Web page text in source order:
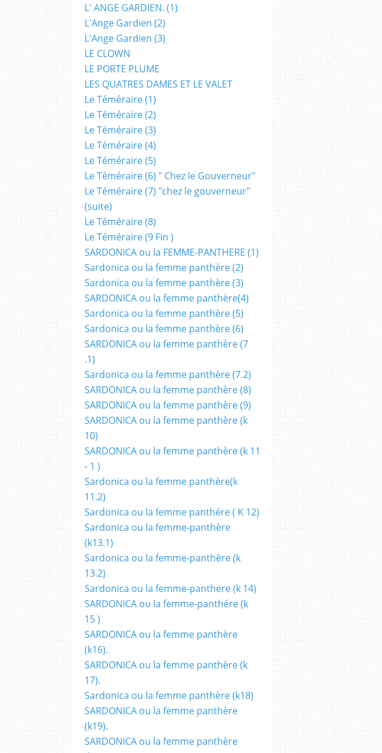
L' ANGE GARDIEN. (1)
L'Ange Gardien (2)
L'Ange Gardien (3)
LE CLOWN
LE PORTE PLUME
LES QUATRES DAMES ET LE VALET
Le Téméraire (1)
Le Téméraire (2)
Le Téméraire (3)
Le Téméraire (4)
Le Téméraire (5)
Le Téméraire (6) " Chez le Gouverneur"
Le Téméraire (7) "chez le gouverneur"
(suite)
Le Téméraire (8)
Le Téméraire (9 Fin )
SARDONICA ou la FEMME-PANTHERE (1)
Sardonica ou la femme panthère (2)
Sardonica ou la femme panthère (3)
SARDONICA ou la femme panthère(4)
Sardonica ou la femme panthère (5)
Sardonica ou la femme panthère (6)
SARDONICA ou la femme panthère (7
.1)
Sardonica ou la femme panthère (7.2)
SARDONICA ou la femme panthère (8)
SARDONICA ou la femme panthère (9)
SARDONICA ou la femme panthère (k
10)
SARDONICA ou la femme panthère (k 11
- 1 )
Sardonica ou la femme panthère(k
11.2)
Sardonica ou la femme panthére ( K 12)
Sardonica ou la femme-panthère
(k13.1)
Sardonica ou la femme-panthère (k
13.2)
Sardonica ou la femme-panthere (k 14)
SARDONICA ou la femme-panthére (k
15 )
SARDONICA ou la femme panthère
(k16).
SARDONICA ou la femme panthère (k
17).
Sardonica ou la femme panthère (k18)
SARDONICA ou la femme panthère
(k19).
SARDONICA ou la femme panthère